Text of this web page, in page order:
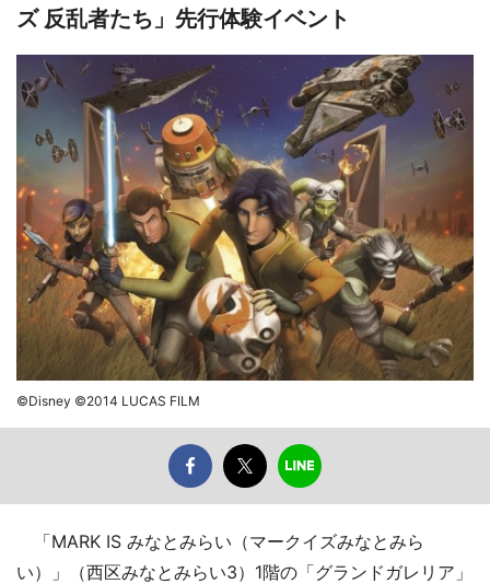
ズ 反乱者たち」先行体験イベント
©Disney ©2014 LUCAS FILM
「MARK IS みなとみらい（マークイズみなとみら
い）」（西区みなとみらい3）1階の「グランドガレリア」